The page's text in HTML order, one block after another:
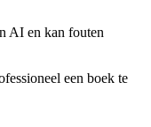
AI en kan fouten